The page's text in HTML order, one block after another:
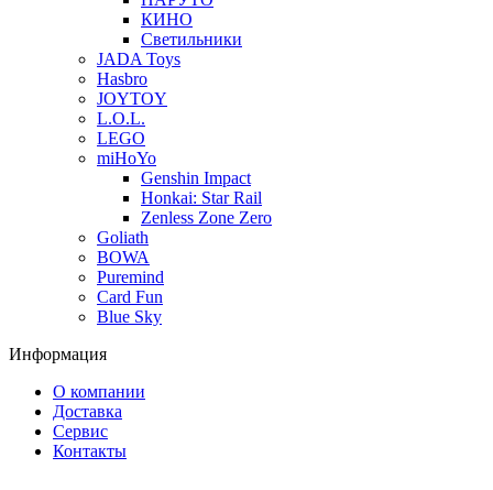
КИНО
Светильники
JADA Toys
Hasbro
JOYTOY
L.O.L.
LEGO
miHoYo
Genshin Impact
Honkai: Star Rail
Zenless Zone Zero
Goliath
BOWA
Puremind
Card Fun
Blue Sky
Информация
О компании
Доставка
Сервис
Контакты